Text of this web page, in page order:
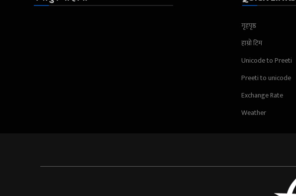
गृहपृष्ठ
हाम्रो टिम
Unicode to Preeti
Preeti to unicode
Exchange Rate
Weather